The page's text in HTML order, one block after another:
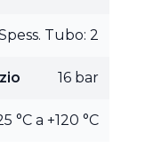
Tubo: 2
16 bar
°C a +120 °C